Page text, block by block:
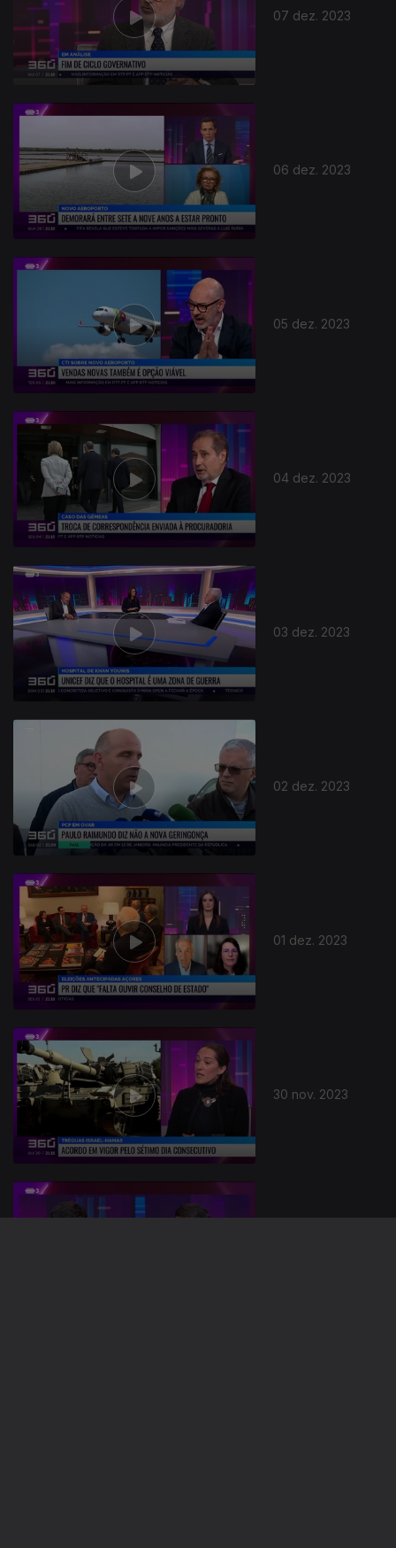
07 dez. 2023
06 dez. 2023
05 dez. 2023
04 dez. 2023
03 dez. 2023
02 dez. 2023
01 dez. 2023
30 nov. 2023